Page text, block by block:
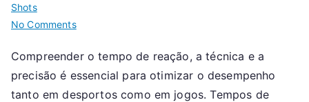
Shots
No Commentson
Rápido:
Tempo
de
Compreender o tempo de reação, a técnica e a
precisão é essencial para otimizar o desempenho
tanto em desportos como em jogos. Tempos de